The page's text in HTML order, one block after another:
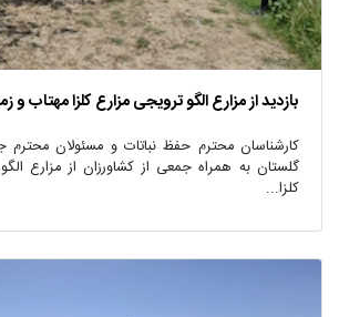
بازدید از مزارع الگو ترویجی مزارع کلزا مهتاب
کارشناسان محترم حفظ نباتات و مسئولان محترم
گلستان به همراه جمعی از کشاورزان از مزارع
کلزا...